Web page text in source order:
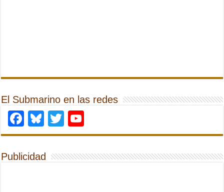
El Submarino en las redes
Facebook
Bluesky
Twitter
Publicidad